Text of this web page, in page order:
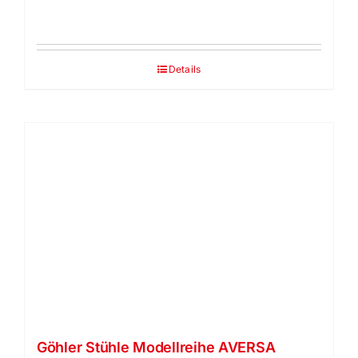
Details
Göhler Stühle Modellreihe AVERSA